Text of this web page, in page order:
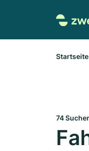
Startseite
74